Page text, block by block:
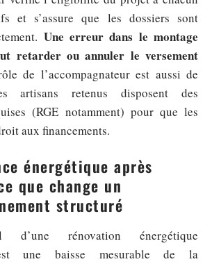
et s’assure que les dossiers sont
Une erreur dans le montage
retarder ou annuler le versement
de l’accompagnateur est aussi de
artisans retenus disposent des
(RGE notamment) pour que les
aux financements.
énergétique après
que change un
structuré
d’une rénovation énergétique
est une baisse mesurable de la